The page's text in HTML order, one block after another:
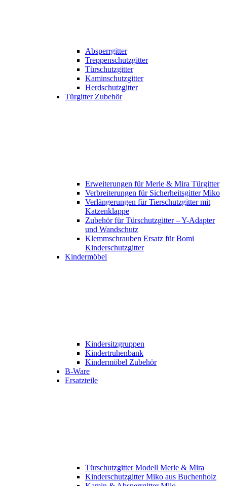
Absperrgitter
Treppenschutzgitter
Türschutzgitter
Kaminschutzgitter
Herdschutzgitter
Türgitter Zubehör
Erweiterungen für Merle & Mira Türgitter
Verbreiterungen für Sicherheitsgitter Miko
Verlängerungen für Tierschutzgitter mit
Katzenklappe
Zubehör für Türschutzgitter – Y-Adapter
und Wandschutz
Klemmschrauben Ersatz für Bomi
Kinderschutzgitter
Kindermöbel
Kindersitzgruppen
Kindertruhenbank
Kindermöbel Zubehör
B-Ware
Ersatzteile
Türschutzgitter Modell Merle & Mira
Kinderschutzgitter Miko aus Buchenholz